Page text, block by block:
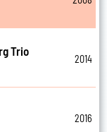
Trio
2014
2016